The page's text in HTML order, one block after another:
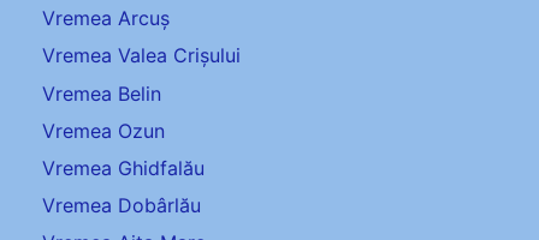
Vremea Arcuș
Vremea Valea Crișului
Vremea Belin
Vremea Ozun
Vremea Ghidfalău
Vremea Dobârlău